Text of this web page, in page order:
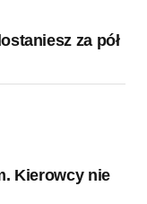
za pół
Kierowcy nie